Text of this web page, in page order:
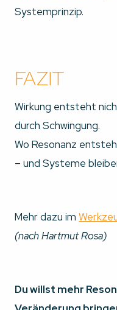
Systemprinzip.
FAZIT
Wirkung entsteht
durch Schwingung.
Wo Resonanz
– und Systeme
Mehr dazu im
(nach Hartmut Rosa)
Du willst mehr